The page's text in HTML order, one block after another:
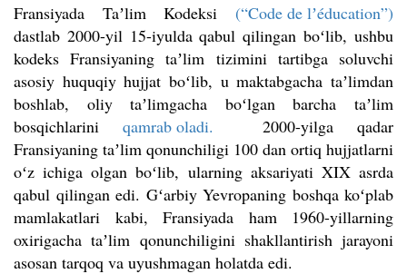
Fransiyada Taʼlim Kodeksi (“Code de lʼéducation”)
dastlab 2000-yil 15-iyulda qabul qilingan boʻlib, ushbu
kodeks Fransiyaning taʼlim tizimini tartibga soluvchi
asosiy huquqiy hujjat boʻlib, u maktabgacha taʼlimdan
boshlab, oliy taʼlimgacha boʻlgan barcha taʼlim
bosqichlariniqamrab oladi. 2000-yilga qadar
Fransiyaning taʼlim qonunchiligi 100 dan ortiq hujjatlarni
oʻz ichiga olgan boʻlib, ularning aksariyati XIX asrda
qabul qilingan edi. Gʻarbiy Yevropaning boshqa koʻplab
mamlakatlari kabi, Fransiyada ham 1960-yillarning
oxirigacha taʼlim qonunchiligini shakllantirish jarayoni
asosan tarqoq va uyushmagan holatda edi.